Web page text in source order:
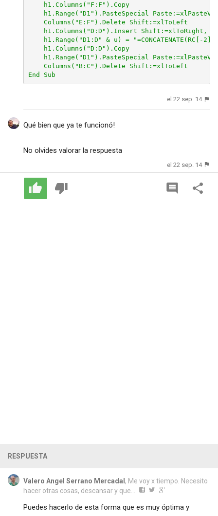
h1.Columns("F:F").Copy
h1.Range("D1").PasteSpecial
Columns("E:F").Delete Shift:=xlToLeft
h1.Columns("D:D").Insert Shift:=xlToRight,
h1.Range("D1:D" & u) = "=CONCATENATE(RC[-
h1.Columns("D:D").Copy
h1.Range("D1").PasteSpecial
Columns("B:C").Delete Shift:=xlToLeft
End Sub
el 22 sep. 14
Qué bien que ya te funcionó!
No olvides valorar la respuesta
el 22 sep. 14
RESPUESTA
Valero Angel Serrano Mercadal , Me voy x tiempo. Necesito
hacer otras cosas, descansar y que...
Puedes hacerlo de esta forma que es muy óptima y